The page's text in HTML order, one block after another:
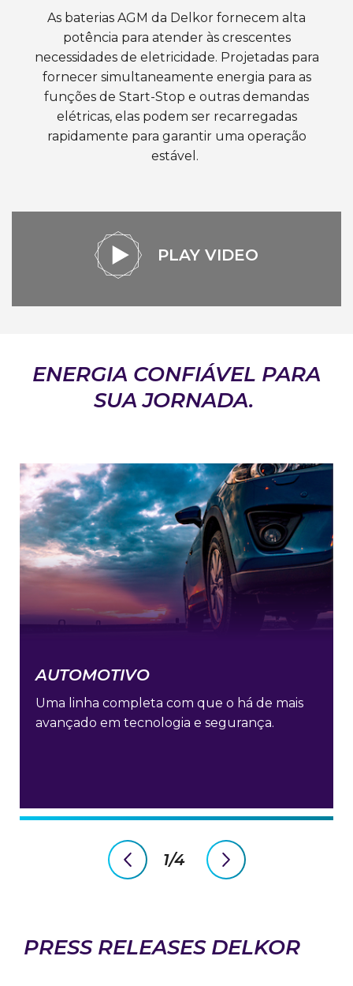
As baterias AGM da Delkor fornecem alta
potência para atender às crescentes
necessidades de eletricidade. Projetadas para
fornecer simultaneamente energia para as
funções de Start-Stop e outras demandas
elétricas, elas podem ser recarregadas
rapidamente para garantir uma operação
estável.
PLAY VIDEO
ENERGIA CONFIÁVEL PARA
SUA JORNADA.
AUTOMOTIVO
Uma linha completa com que o há de mais
avançado em tecnologia e segurança.
previous
slide
1/4
next
slide
PRESS RELEASES DELKOR